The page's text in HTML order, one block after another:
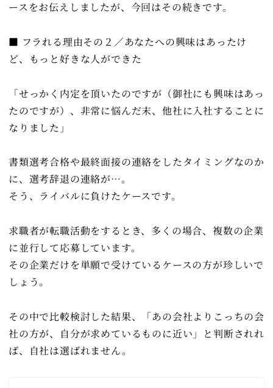
ースをお伝えしましたが、今回はその続きです。
■ フラれる理由その２／あなたへの興味はあったけ
ど、もっと好きな人ができた
「せっかく内定を頂いたのですが（御社にも興味はあっ
たのですが）、非常に悩んだ末、他社に入社することに
なりました」
書類選考合格や最終面接の連絡をしたタイミングなのか
に、選考辞退の連絡が…。
そう、ライバルに負けたケースです。
求職者が転職活動をするとき、多くの場合、複数の企業
に並行して応募しています。
その企業だけを単願で受けているケースの方が珍しいで
しょう。
その中で比較検討した結果、「あの会社よりこっちの会
社の方が、自分が求めているものに近い」と判断されれ
ば、自社は選ばれません。